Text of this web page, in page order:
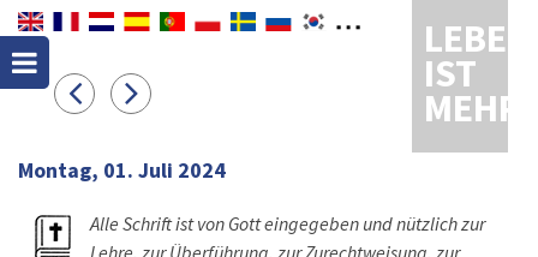
LEBEN
IST
MEHR
Montag, 01. Juli 2024
Alle Schrift ist von Gott eingegeben und nützlich zur
Lehre, zur Überführung, zur Zurechtweisung, zur